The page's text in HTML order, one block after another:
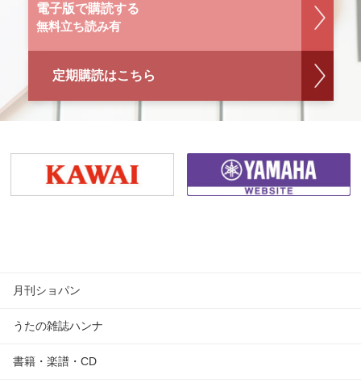
電子版で購読する
無料立ち読み有
定期購読はこちら
月刊ショパン
うたの雑誌ハンナ
書籍・楽譜・CD